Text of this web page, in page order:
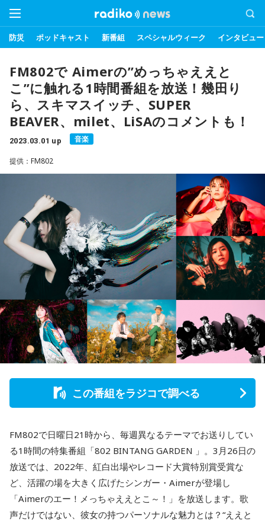
防災 ポッドキャスト 新番組 スペシャルウィーク インタビュー
FM802で Aimerの”めっちゃええと
こ”に触れる1時間番組を放送！幾田り
ら、スキマスイッチ、SUPER
BEAVER、milet、LiSAのコメントも！
2023.03.01 up 音楽
提供：FM802
この番組をラジコで調べる
FM802で日曜日21時から、毎週異なるテーマでお送りしてい
る1時間の特集番組「802 BINTANG GARDEN 」。3月26日の
放送では、2022年、紅白出場やレコード大賞特別賞受賞な
ど、活躍の場を大きく広げたシンガー・Aimerが登場し
「Aimerのエー！メっちゃええとこ～！」を放送します。歌
声だけではない、彼女の持つパーソナルな魅力とは？“ええと